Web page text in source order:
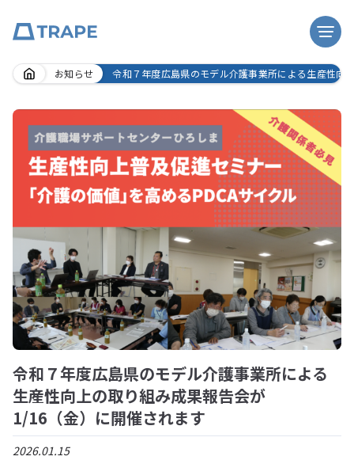
Skip
content
お知らせ 令和７年度広島県のモデル介護事業所による生産性
令和７年度広島県のモデル介護事業所による
生産性向上の取り組み成果報告会が
1/16（金）に開催されます
2026.01.15